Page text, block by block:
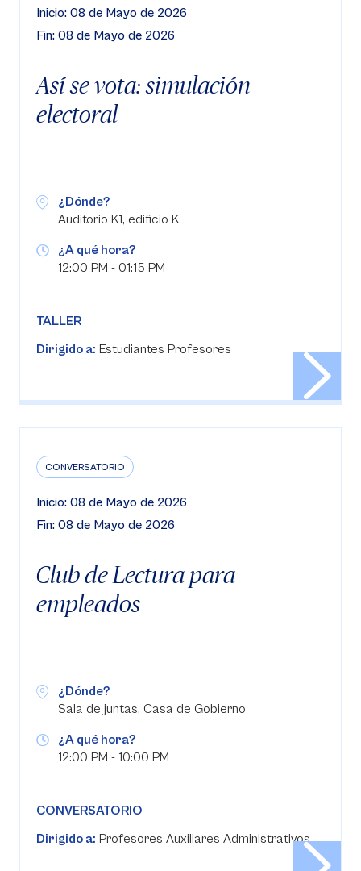
Inicio: 08 de Mayo de 2026
Fin: 08 de Mayo de 2026
Así se vota: simulación
electoral
¿Dónde?
Auditorio K1, edificio K
¿A qué hora?
12:00 PM - 01:15 PM
TALLER
Dirigido a: Estudiantes Profesores
CONVERSATORIO
Inicio: 08 de Mayo de 2026
Fin: 08 de Mayo de 2026
Club de Lectura para
empleados
¿Dónde?
Sala de juntas, Casa de Gobierno
¿A qué hora?
12:00 PM - 10:00 PM
CONVERSATORIO
Dirigido a: Profesores Auxiliares Administrativos